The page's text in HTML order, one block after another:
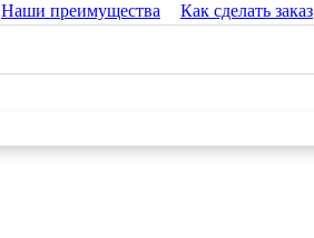
Наши преимущества Как сделать заказ